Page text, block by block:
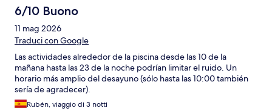
6/10 Buono
11 mag 2026
Traduci con Google
Las actividades alrededor de la piscina desde las 10 de la
mañana hasta las 23 de la noche podrían limitar el ruido. Un
horario más amplio del desayuno (sólo hasta las 10:00 también
sería de agradecer).
Rubén, viaggio di 3 notti